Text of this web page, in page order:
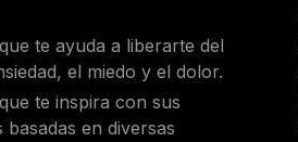
te ayuda a liberarte del
el miedo y el dolor.
te inspira con sus
basadas en diversas